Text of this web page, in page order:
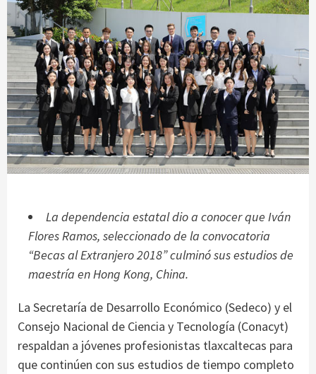
La dependencia estatal dio a conocer que Iván
Flores Ramos, seleccionado de la convocatoria
“Becas al Extranjero 2018” culminó sus estudios de
maestría en Hong Kong, China.
La Secretaría de Desarrollo Económico (Sedeco) y el
Consejo Nacional de Ciencia y Tecnología (Conacyt)
respaldan a jóvenes profesionistas tlaxcaltecas para
que continúen con sus estudios de tiempo completo